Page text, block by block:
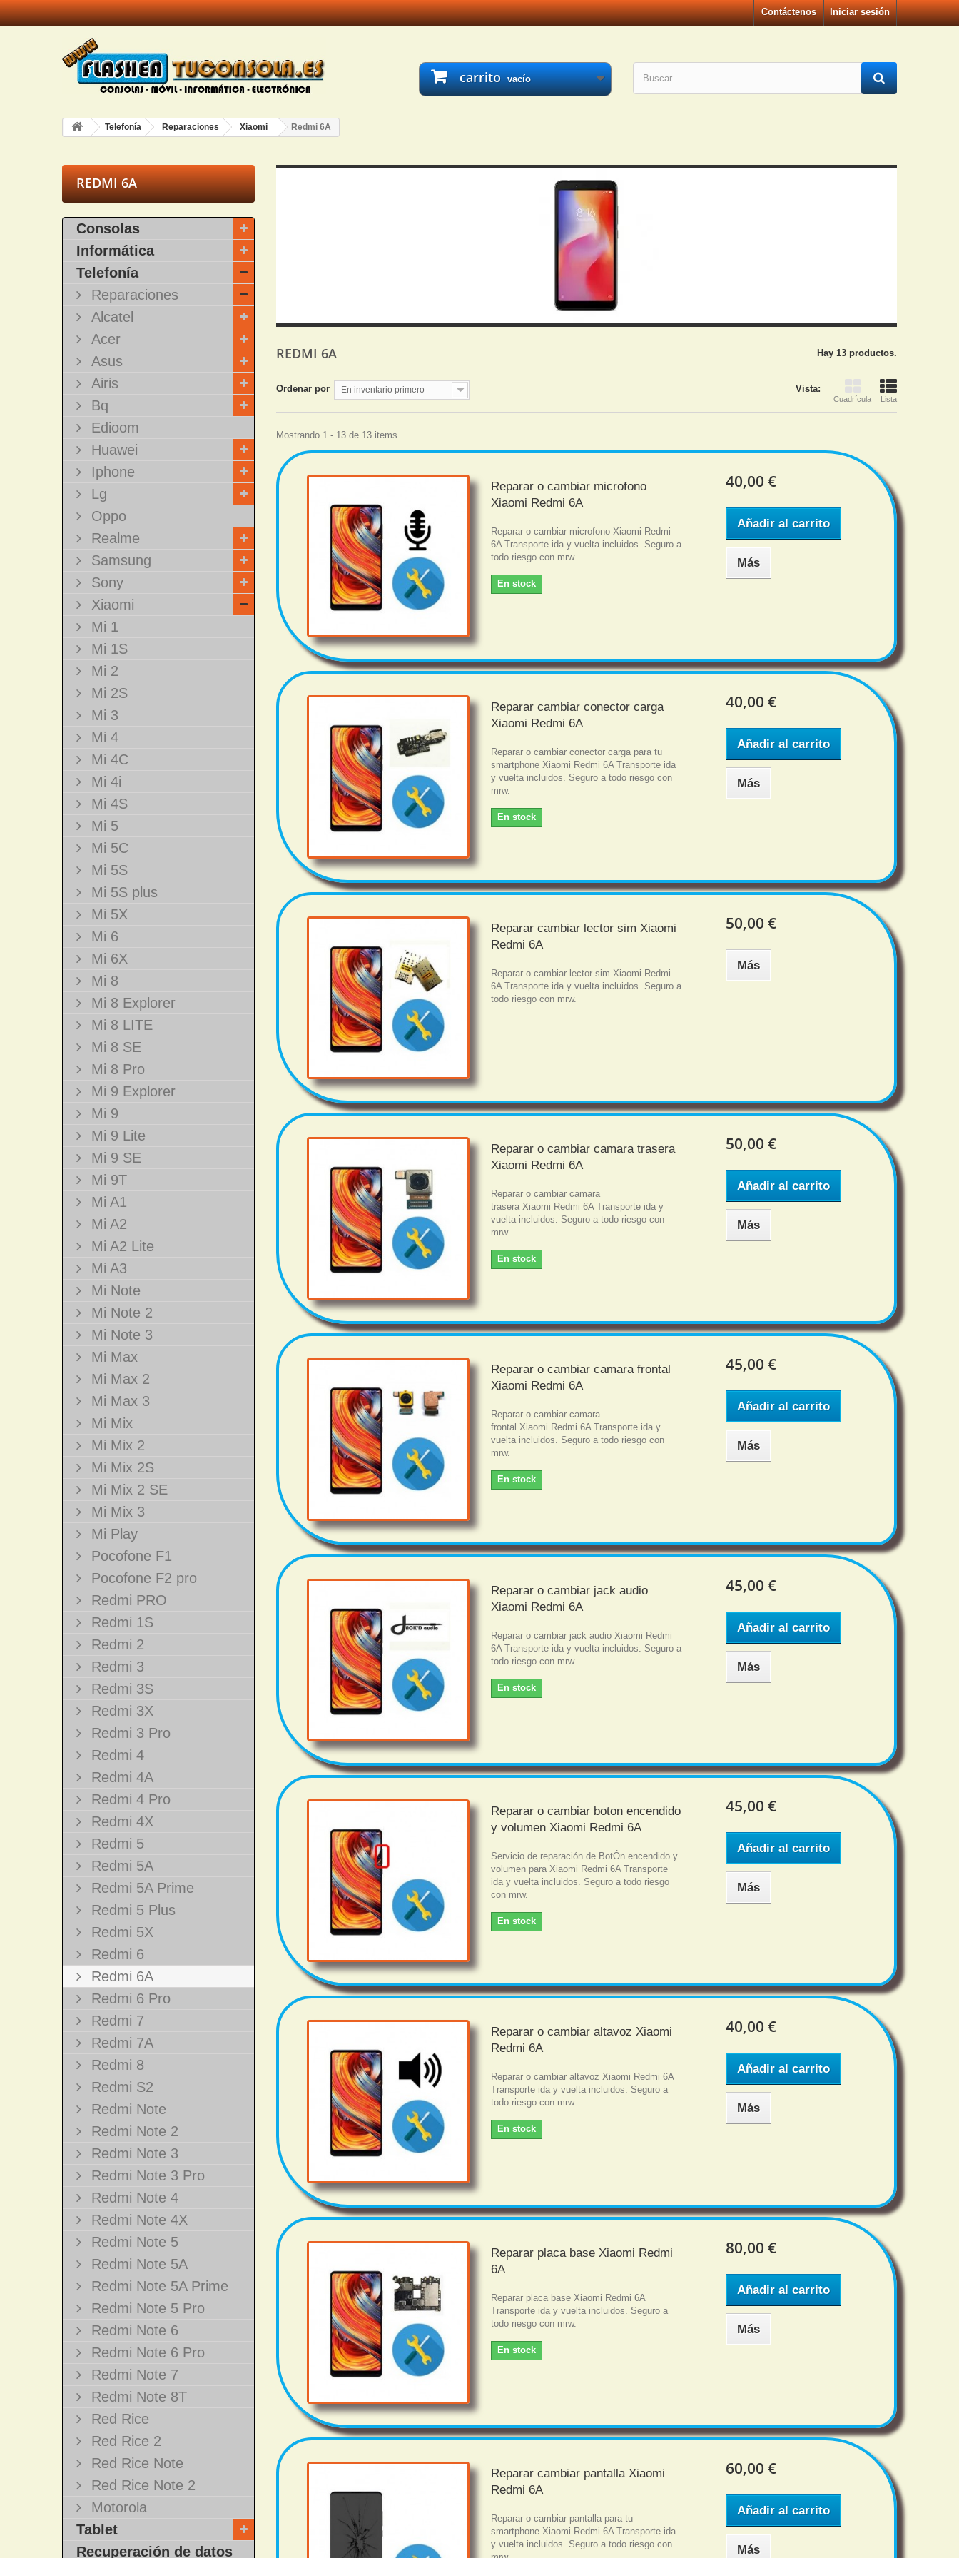
Iniciar sesión
Contáctenos
carrito vacío
Telefonía Reparaciones Xiaomi Redmi 6A
REDMI 6A
Consolas
Informática
Telefonía
Reparaciones
Alcatel
Acer
Asus
Airis
Bq
Edioom
Huawei
Iphone
Lg
Oppo
Realme
Samsung
Sony
Xiaomi
Mi 1
Mi 1S
Mi 2
Mi 2S
Mi 3
Mi 4
Mi 4C
Mi 4i
Mi 4S
Mi 5
Mi 5C
Mi 5S
Mi 5S plus
Mi 5X
Mi 6
Mi 6X
Mi 8
Mi 8 Explorer
Mi 8 LITE
Mi 8 SE
Mi 8 Pro
Mi 9 Explorer
Mi 9
Mi 9 Lite
Mi 9 SE
Mi 9T
Mi A1
Mi A2
Mi A2 Lite
Mi A3
Mi Note
Mi Note 2
Mi Note 3
Mi Max
Mi Max 2
Mi Max 3
Mi Mix
Mi Mix 2
Mi Mix 2S
Mi Mix 2 SE
Mi Mix 3
Mi Play
Pocofone F1
Pocofone F2 pro
Redmi PRO
Redmi 1S
Redmi 2
Redmi 3
Redmi 3S
Redmi 3X
Redmi 3 Pro
Redmi 4
Redmi 4A
Redmi 4 Pro
Redmi 4X
Redmi 5
Redmi 5A
Redmi 5A Prime
Redmi 5 Plus
Redmi 5X
Redmi 6
Redmi 6A
Redmi 6 Pro
Redmi 7
Redmi 7A
Redmi 8
Redmi S2
Redmi Note
Redmi Note 2
Redmi Note 3
Redmi Note 3 Pro
Redmi Note 4
Redmi Note 4X
Redmi Note 5
Redmi Note 5A
Redmi Note 5A Prime
Redmi Note 5 Pro
Redmi Note 6
Redmi Note 6 Pro
Redmi Note 7
Redmi Note 8T
Red Rice
Red Rice 2
Red Rice Note
Red Rice Note 2
Motorola
Tablet
Recuperación de datos
REDMI 6A Hay 13 productos.
Vista:
Cuadrícula Lista
Ordenar por En inventario primero
Mostrando 1 - 13 de 13 items
Reparar o cambiar microfono
Xiaomi Redmi 6A
Reparar o cambiar microfono Xiaomi Redmi
6A Transporte ida y vuelta incluidos. Seguro a
todo riesgo con mrw.
En stock
40,00 €
Añadir al carrito
Más
Reparar cambiar conector carga
Xiaomi Redmi 6A
Reparar o cambiar conector carga para tu
smartphone Xiaomi Redmi 6A Transporte ida
y vuelta incluidos. Seguro a todo riesgo con
mrw.
En stock
40,00 €
Añadir al carrito
Más
Reparar cambiar lector sim Xiaomi
Redmi 6A
Reparar o cambiar lector sim Xiaomi Redmi
6A Transporte ida y vuelta incluidos. Seguro a
todo riesgo con mrw.
50,00 €
Más
Reparar o cambiar camara trasera
Xiaomi Redmi 6A
Reparar o cambiar camara
trasera Xiaomi Redmi 6A Transporte ida y
vuelta incluidos. Seguro a todo riesgo con
mrw.
En stock
50,00 €
Añadir al carrito
Más
Reparar o cambiar camara frontal
Xiaomi Redmi 6A
Reparar o cambiar camara
frontal Xiaomi Redmi 6A Transporte ida y
vuelta incluidos. Seguro a todo riesgo con
mrw.
En stock
45,00 €
Añadir al carrito
Más
Reparar o cambiar jack audio
Xiaomi Redmi 6A
Reparar o cambiar jack audio Xiaomi Redmi
6A Transporte ida y vuelta incluidos. Seguro a
todo riesgo con mrw.
En stock
45,00 €
Añadir al carrito
Más
Reparar o cambiar boton encendido
y volumen Xiaomi Redmi 6A
Servicio de reparación de BotÓn encendido y
volumen para Xiaomi Redmi 6A Transporte
ida y vuelta incluidos. Seguro a todo riesgo
con mrw.
En stock
45,00 €
Añadir al carrito
Más
Reparar o cambiar altavoz Xiaomi
Redmi 6A
Reparar o cambiar altavoz Xiaomi Redmi 6A
Transporte ida y vuelta incluidos. Seguro a
todo riesgo con mrw.
En stock
40,00 €
Añadir al carrito
Más
Reparar placa base Xiaomi Redmi
6A
Reparar placa base Xiaomi Redmi 6A
Transporte ida y vuelta incluidos. Seguro a
todo riesgo con mrw.
En stock
80,00 €
Añadir al carrito
Más
Reparar cambiar pantalla Xiaomi
Redmi 6A
Reparar o cambiar pantalla para tu
smartphone Xiaomi Redmi 6A Transporte ida
y vuelta incluidos. Seguro a todo riesgo con
60,00 €
Añadir al carrito
Más